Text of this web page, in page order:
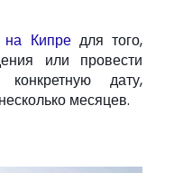
на Кипредля того,
или провести
дату,
месяцев.